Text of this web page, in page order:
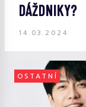
DÁŽDNIKY?
14.03.2024
OSTATNÍ